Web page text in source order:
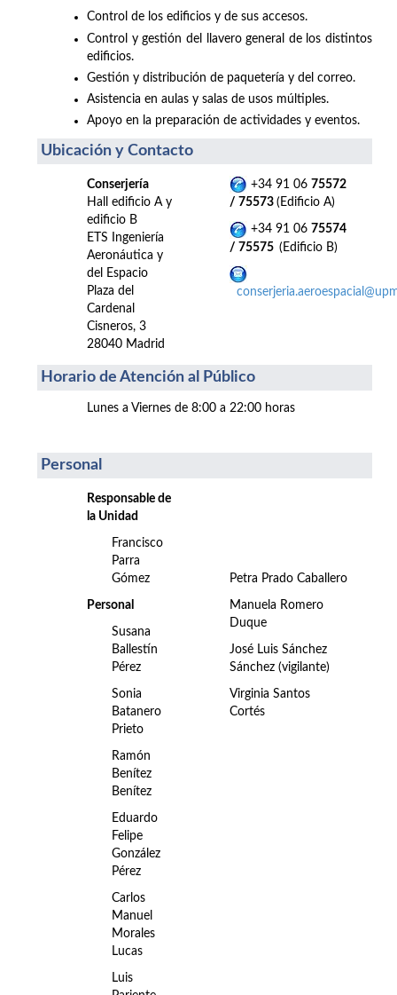
Control de los edificios y de sus accesos.
Control y gestión del llavero general de los distintos
edificios.
Gestión y distribución de paquetería y del correo.
Asistencia en aulas y salas de usos múltiples.
Apoyo en la preparación de actividades y eventos.
Ubicación y Contacto
Conserjería
Hall edificio A y
edificio B
ETS Ingeniería
Aeronáutica y
del Espacio
Plaza del
Cardenal
Cisneros, 3
28040 Madrid
+34 91 06 75572
/ 75573 (Edificio A)
+34 91 06 75574
/ 75575 (Edificio B)
Horario de Atención al Público
Lunes a Viernes de 8:00 a 22:00 horas
Personal
Responsable de
la Unidad
Francisco
Parra
Gómez
Personal
Susana
Ballestín
Pérez
Sonia
Batanero
Prieto
Ramón
Benítez
Benítez
Eduardo
Felipe
González
Pérez
Carlos
Manuel
Morales
Lucas
Luis
Petra Prado Caballero
Manuela Romero
Duque
José Luis Sánchez
Sánchez (vigilante)
Virginia Santos
Cortés